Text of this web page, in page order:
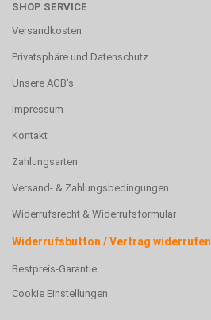
SHOP SERVICE
Versandkosten
Privatsphäre und Datenschutz
Unsere AGB's
Impressum
Kontakt
Zahlungsarten
Versand- & Zahlungsbedingungen
Widerrufsrecht & Widerrufsformular
Widerrufsbutton / Vertrag widerrufen
Bestpreis-Garantie
Cookie Einstellungen